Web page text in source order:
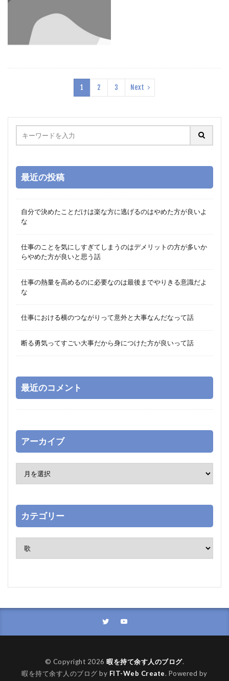
1 2 3 Next
最近の投稿
自分で決めたことだけは楽な方に逃げるのはやめた方が良いよ
な
仕事のことを気にしすぎてしまうのはデメリットの方が多いか
らやめた方が良いと思う話
仕事の熱量を高めるのに必要なのは最後までやりきる意識だよ
な
仕事における横のつながりって意外と大事なんだなって話
断る勇気ってすごい大事だから身につけた方が良いって話
最近のコメント
アーカイブ
カテゴリー
© Copyright 2026暇を持て余す人のブログ.
暇を持て余す人のブログ by FIT-Web Create. Powered by